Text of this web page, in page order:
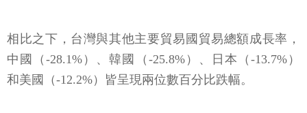
相比之下，台灣與其他主要貿易國貿易總額成長率，
中國（-28.1%）、韓國（-25.8%）、日本（-13.7%）
和美國（-12.2%）皆呈現兩位數百分比跌幅。